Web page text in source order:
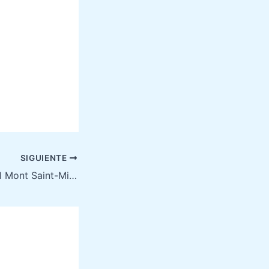
SIGUIENTE
¿Cuándo Visitar el Mont Saint-Michel?